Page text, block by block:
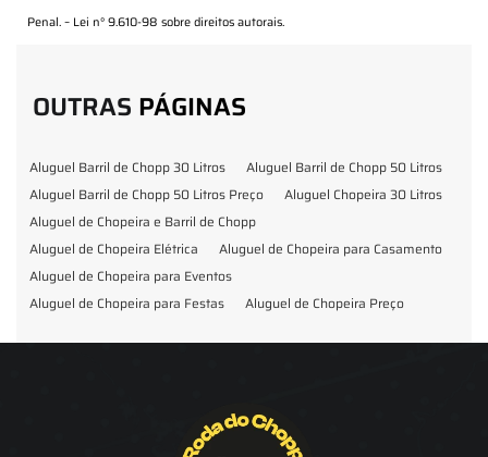
Penal. – Lei n° 9.610-98 sobre direitos autorais.
OUTRAS PÁGINAS
Aluguel Barril de Chopp 30 Litros
Aluguel Barril de Chopp 50 Litros
Aluguel Barril de Chopp 50 Litros Preço
Aluguel Chopeira 30 Litros
Aluguel de Chopeira e Barril de Chopp
Aluguel de Chopeira Elétrica
Aluguel de Chopeira para Casamento
Aluguel de Chopeira para Eventos
Aluguel de Chopeira para Festas
Aluguel de Chopeira Preço
Chopp Festas e Eventos
Chopp Pilsen
Fornecedor Barril de Chopp